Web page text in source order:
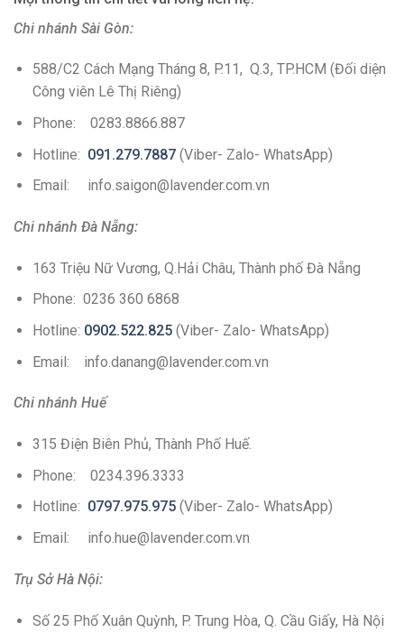
Chi nhánh Sài Gòn:
588/C2 Cách Mạng Tháng 8, P.11, Q.3, TP.HCM (Đối diện
Công viên Lê Thị Riêng)
Phone: 0283.8866.887
Hotline: 091.279.7887 (Viber- Zalo- WhatsApp)
Email: info.saigon@lavender.com.vn
Chi nhánh Đà Nẵng:
163 Triệu Nữ Vương, Q.Hải Châu, Thành phố Đà Nẵng
Phone: 0236 360 6868
Hotline: 0902.522.825 (Viber- Zalo- WhatsApp)
Email: info.danang@lavender.com.vn
Chi nhánh Huế
315 Điện Biên Phủ, Thành Phố Huế.
Phone: 0234.396.3333
Hotline: 0797.975.975(Viber- Zalo- WhatsApp)
Email: info.hue@lavender.com.vn
Trụ Sở Hà Nội:
Số 25 Phố Xuân Quỳnh, P. Trung Hòa, Q. Cầu Giấy, Hà Nội